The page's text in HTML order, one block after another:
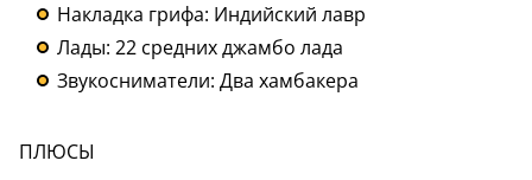
Накладка грифа: Индийский лавр
Лады: 22 средних джамбо лада
Звукосниматели: Два хамбакера
ПЛЮСЫ